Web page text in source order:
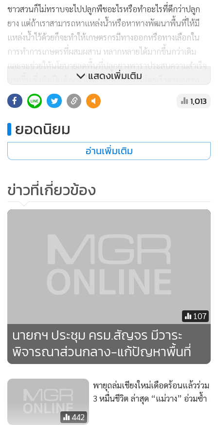
ชาวสวนก็ไม่ทราบจะไปปลูกพืชอะไรหรือทำอะไรที่ดีกว่าปลูก
ยาง แต่ถ้าเราสามารถหาแหล่งน้ำหรือหาทางพัฒนาพื้นที่ให้มี
แหล่งน้ำไว้ด้วยก็จะทำให้เกษตรกรมีทางออกหรือทางเลือกใน
การทำการเกษตรที่ผสมผสาน หลากหลายได้มากขึ้นกว่าเดิม
และจะช่วยให้นโยบายลดพื้นที่ปลูกยางพาราประสบความสำเร็จ
มากขึ้น ซึ่งจำเป็นต้องทำให้เกิดเป็นรูปธรรมโดยเร็วตามสภาพ
ของพื้นที่และเทคโนโลยีที่เอื้ออำนวย เพราะจะเป็นการช่วย
ถ่ายทอดตัวอย่างที่ดีและสร้างความมั่นใจให้พี่น้องเกษตรกรของ
เรา
ถ้าพวกเราท่านใดที่มีความรู้หรือเชี่ยวชาญการพัฒนาจัดหา
กรมพัฒนาที่ดินหรือพวกเราที่อยู่ในพื้นที่ด้วย หรือท่านใดมีความ
รู้ความเข้าใจเกี่ยวกับการพัฒนาหาแหล่งน้ำตามพระราชดำริของ
ร.๙ เช่น การทำหลุมขนมครกหรือแก้มลิงเก็บน้ำ/การชักน้ำลง
สำหรับงบประมาณดำเนินการนั้น หากมีงบประมาณประจำปี
ตามแผนงานอยู่แล้ว ก็ให้รีบดำเนินการหรือขอรับการสนับสนุน
จากงบประมาณพัฒนาจังหวัดหรือองค์กรปกครองส่วนท้องถิ่น
หรือต่อยอดขยายผลโครงการ ๙๑๐๑ หรือประสานงานภาคธุรกิจ
เอกชนในพื้นที่ที่มีงบประมาณดูแลสังคม (CSR) หรือทำ โครงการ
ขอรับการสนับสนุนงบประมาณกลางสำรองจ่ายมาที่กระทรวง
แสดงเพิ่มเติม
1,013
ยอดนิยม
อ่านเพิ่มเติม
ข่าวที่เกี่ยวข้อง
107
นายกฯ ประชุม ครม.สัญจร มีวาระ
พิจารณาส่วนกลาง-แก้ปัญหาพื้นที่
442
พายุถล่มเชียงใหม่เดือดร้อนแล้วร่วม
3 หมื่นชีวิต ล่าสุด “แม่วาง” อ่วมซ้ำ